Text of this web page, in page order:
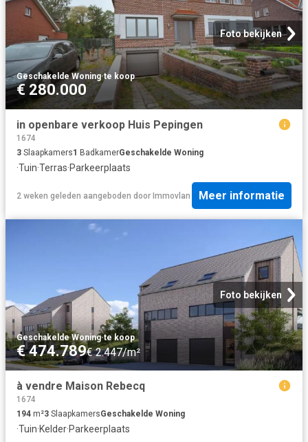
Foto bekijken
Geschakelde Woning·te koop
€ 280.000
in openbare verkoop Huis Pepingen
1674
3 Slaapkamers1 BadkamerGeschakelde Woning
·Tuin·Terras·Parkeerplaats
2 weken geleden aangeboden door Immovlan Meer informatie
Foto bekijken
Geschakelde Woning·te koop
€ 474.789€ 2.447/m²
à vendre Maison Rebecq
1674
194 m²3 SlaapkamersGeschakelde Woning
·Tuin·Kelder·Parkeerplaats